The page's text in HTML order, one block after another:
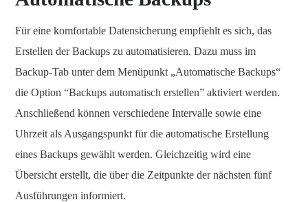
Für eine komfortable Datensicherung empfiehlt es sich, das
Erstellen der Backups zu automatisieren. Dazu muss im
Backup-Tab unter dem Menüpunkt „Automatische Backups“
die Option “Backups automatisch erstellen” aktiviert werden.
Anschließend können verschiedene Intervalle sowie eine
Uhrzeit als Ausgangspunkt für die automatische Erstellung
eines Backups gewählt werden. Gleichzeitig wird eine
Übersicht erstellt, die über die Zeitpunkte der nächsten fünf
Ausführungen informiert.